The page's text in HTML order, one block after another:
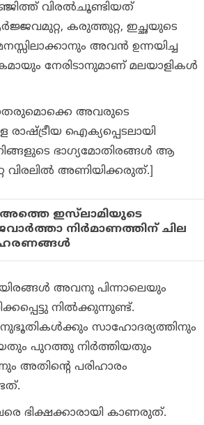
വിരല്‍ചൂണ്ടിയത്
കരുത്തുറ്റ, ഇച്ഛയുടെ
അവന്‍ ഉന്നയിച്ച
നേരിടാനുമാണ് മലയാളികള്‍
അവരുടെ
ഐക്യപ്പെടലായി
ഭാഗ്യമോതിരങ്ങള്‍ ആ
വിരലില്‍ അണിയിക്കരുത്.]
ഇസ്‌ലാമിയുടെ
നിര്‍മാണത്തിന് ചില
അവനു പിന്നാലെയും
നില്‍ക്കുന്നുണ്ട്.
സാഹോദര്യത്തിനും
പുറത്തു നിര്‍ത്തിയതും
അതിന്റെ പരിഹാരം
ഭിക്ഷക്കാരായി കാണരുത്.